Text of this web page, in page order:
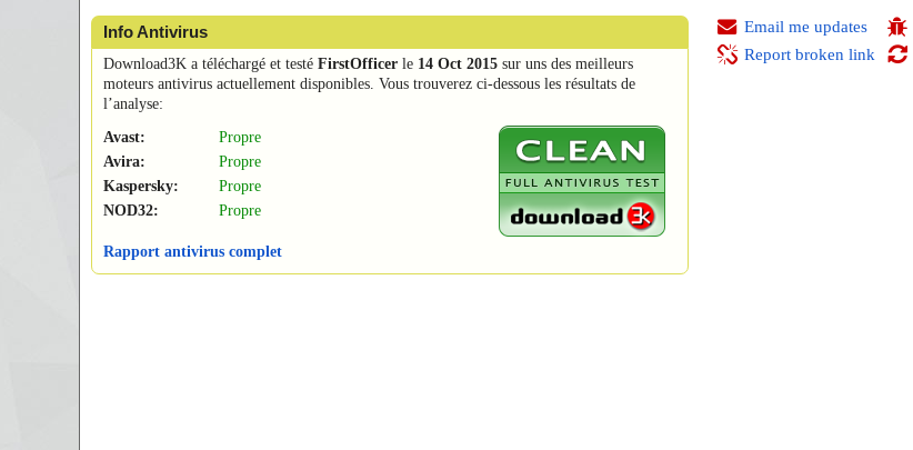
Info Antivirus
Download3K a téléchargé et testé FirstOfficer le 14 Oct 2015 sur uns des meilleurs
moteurs antivirus actuellement disponibles. Vous trouverez ci-dessous les résultats de
l’analyse:
Avast:
Propre
Avira:
Propre
Kaspersky:
Propre
NOD32:
Propre
Rapport antivirus complet
Email me updates
Report broken link